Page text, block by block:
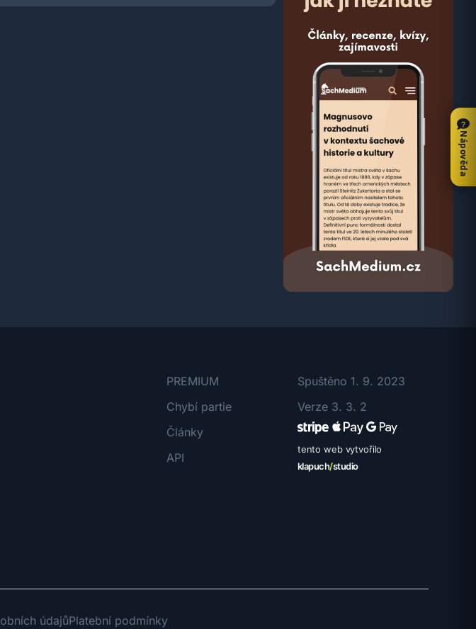
PREMIUM
Chybí partie
Články
API
Spuštěno 1. 9. 2023
Verze 3. 3. 2
tento web vytvořilo
klapuch/studio
údajůPlatební podmínky
Nápověda